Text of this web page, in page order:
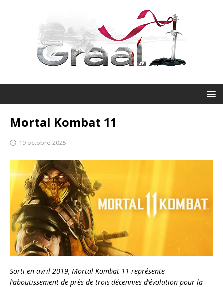
Mortal Kombat 11
19 octobre 2025
Sorti en avril 2019, Mortal Kombat 11 représente
l’aboutissement de près de trois décennies d’évolution pour la